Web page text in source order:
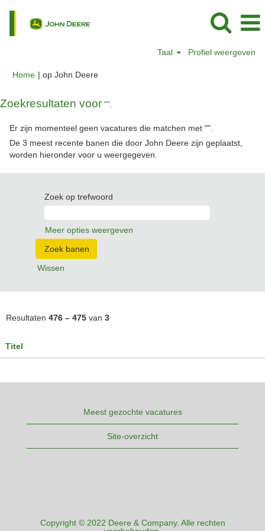
Taal Profiel weergeven
Home | op John Deere(huidige
Zoekresultaten voor "".
Er zijn momenteel geen vacatures die matchen met "".
De 3 meest recente banen die door John Deere zijn geplaatst,
worden hieronder voor u weergegeven.
Zoek op trefwoord
Meer opties weergeven
Wissen
Resultaten 476 – 475 van 3
Titel
Meest gezochte vacatures
Site-overzicht
Copyright © 2022 Deere & Company. Alle rechten